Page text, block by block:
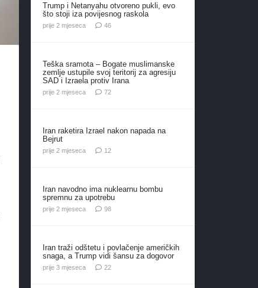
Trump i Netanyahu otvoreno pukli, evo
što stoji iza povijesnog raskola
prije 2 mjeseca 46komentara
Teška sramota – Bogate muslimanske
zemlje ustupile svoj teritorij za agresiju
SAD i Izraela protiv Irana
prije 2 mjeseca 72komentara
Iran raketira Izrael nakon napada na
Bejrut
prije 2 mjeseca 12komentara
Iran navodno ima nuklearnu bombu
spremnu za upotrebu
prije 2 mjeseca 98komentara
Iran traži odštetu i povlačenje američkih
snaga, a Trump vidi šansu za dogovor
prije 3 mjeseca 22komentara